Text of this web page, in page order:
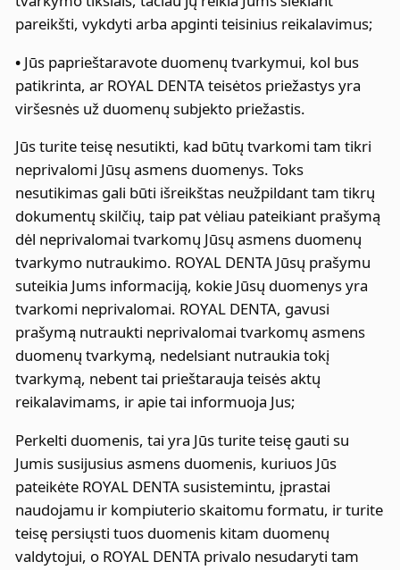
pareikšti, vykdyti arba apginti teisinius reikalavimus;
•Jūs paprieštaravote duomenų tvarkymui, kol bus
patikrinta, ar ROYAL DENTA teisėtos priežastys yra
viršesnės už duomenų subjekto priežastis.
Jūs turite teisę nesutikti, kad būtų tvarkomi tam tikri
neprivalomi Jūsų asmens duomenys. Toks
nesutikimas gali būti išreikštas neužpildant tam tikrų
dokumentų skilčių, taip pat vėliau pateikiant prašymą
dėl neprivalomai tvarkomų Jūsų asmens duomenų
tvarkymo nutraukimo. ROYAL DENTA Jūsų prašymu
suteikia Jums informaciją, kokie Jūsų duomenys yra
tvarkomi neprivalomai. ROYAL DENTA, gavusi
prašymą nutraukti neprivalomai tvarkomų asmens
duomenų tvarkymą, nedelsiant nutraukia tokį
tvarkymą, nebent tai prieštarauja teisės aktų
reikalavimams, ir apie tai informuoja Jus;
Perkelti duomenis, tai yra Jūs turite teisę gauti su
Jumis susijusius asmens duomenis, kuriuos Jūs
pateikėte ROYAL DENTA susistemintu, įprastai
naudojamu ir kompiuterio skaitomu formatu, ir turite
teisę persiųsti tuos duomenis kitam duomenų
valdytojui, o ROYAL DENTA privalo nesudaryti tam